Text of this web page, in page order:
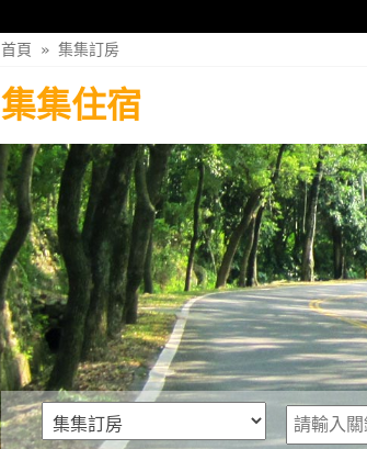
首頁 » 集集訂房
集集住宿